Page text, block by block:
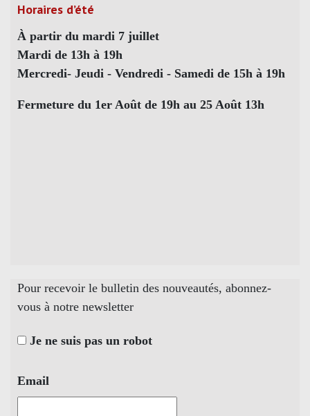
Horaires d’été
À partir du mardi 7 juillet
Mardi de 13h à 19h
Mercredi- Jeudi - Vendredi - Samedi de 15h à 19h
Fermeture du 1er Août de 19h au 25 Août 13h
Pour recevoir le bulletin des nouveautés, abonnez-
vous à notre newsletter
Je ne suis pas un robot
Email